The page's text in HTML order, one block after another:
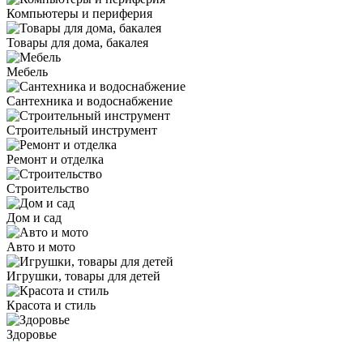
Компьютеры и периферия
Товары для дома, бакалея
Мебель
Сантехника и водоснабжение
Строительный инструмент
Ремонт и отделка
Строительство
Дом и сад
Авто и мото
Игрушки, товары для детей
Красота и стиль
Здоровье